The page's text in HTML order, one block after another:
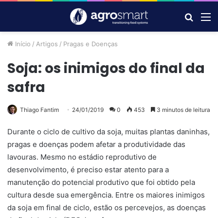
por
Início / Artigos / Pragas e Doenças
Soja: os inimigos do final da
safra
Thiago Fantim 24/01/2019 0 453 3 minutos de leitura
Durante o ciclo de cultivo da soja, muitas plantas daninhas,
pragas e doenças podem afetar a produtividade das
lavouras. Mesmo no estádio reprodutivo de
desenvolvimento, é preciso estar atento para a
manutenção do potencial produtivo que foi obtido pela
cultura desde sua emergência. Entre os maiores inimigos
da soja em final de ciclo, estão os percevejos, as doenças